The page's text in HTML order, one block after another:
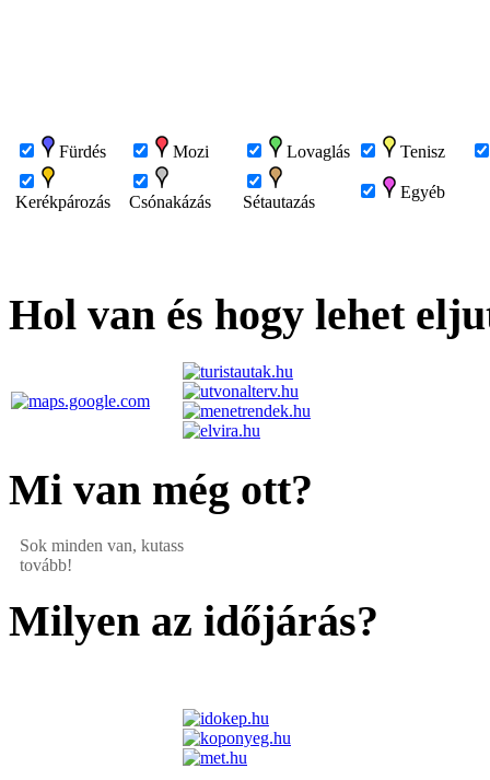
Fürdés Mozi Lovaglás Tenisz
Kerékpározás Csónakázás Sétautazás
Egyéb
Hol van és hogy lehet
Mi van még ott?
Sok minden van, kutass
tovább!
Milyen az időjárás?